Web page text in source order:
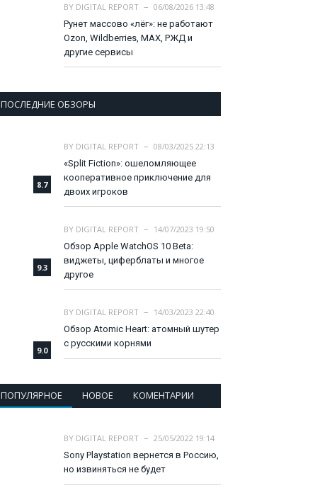
BY DIGITAL REPORT
06/08/2026 13:48
Рунет массово «лёг»: не работают
Ozon, Wildberries, MAX, РЖД и
другие сервисы
ПОСЛЕДНИЕ ОБЗОРЫ
8.7
BY DIGITAL REPORT
08/03/2025 22:13
«Split Fiction»: ошеломляющее
кооперативное приключение для
двоих игроков
9.3
BY DIGITAL REPORT
14/07/2023 19:50
Обзор Apple WatchOS 10 Beta:
виджеты, циферблаты и многое
другое
9.0
BY DIGITAL REPORT
14/03/2023 22:40
Обзор Atomic Heart: атомный шутер
с русскими корнями
ПОПУЛЯРНОЕ НОВОЕ КОМЕНТАРИИ
BY DIGITAL REPORT
25/05/2022 19:14
Sony Playstation вернется в Россию,
но извиняться не будет